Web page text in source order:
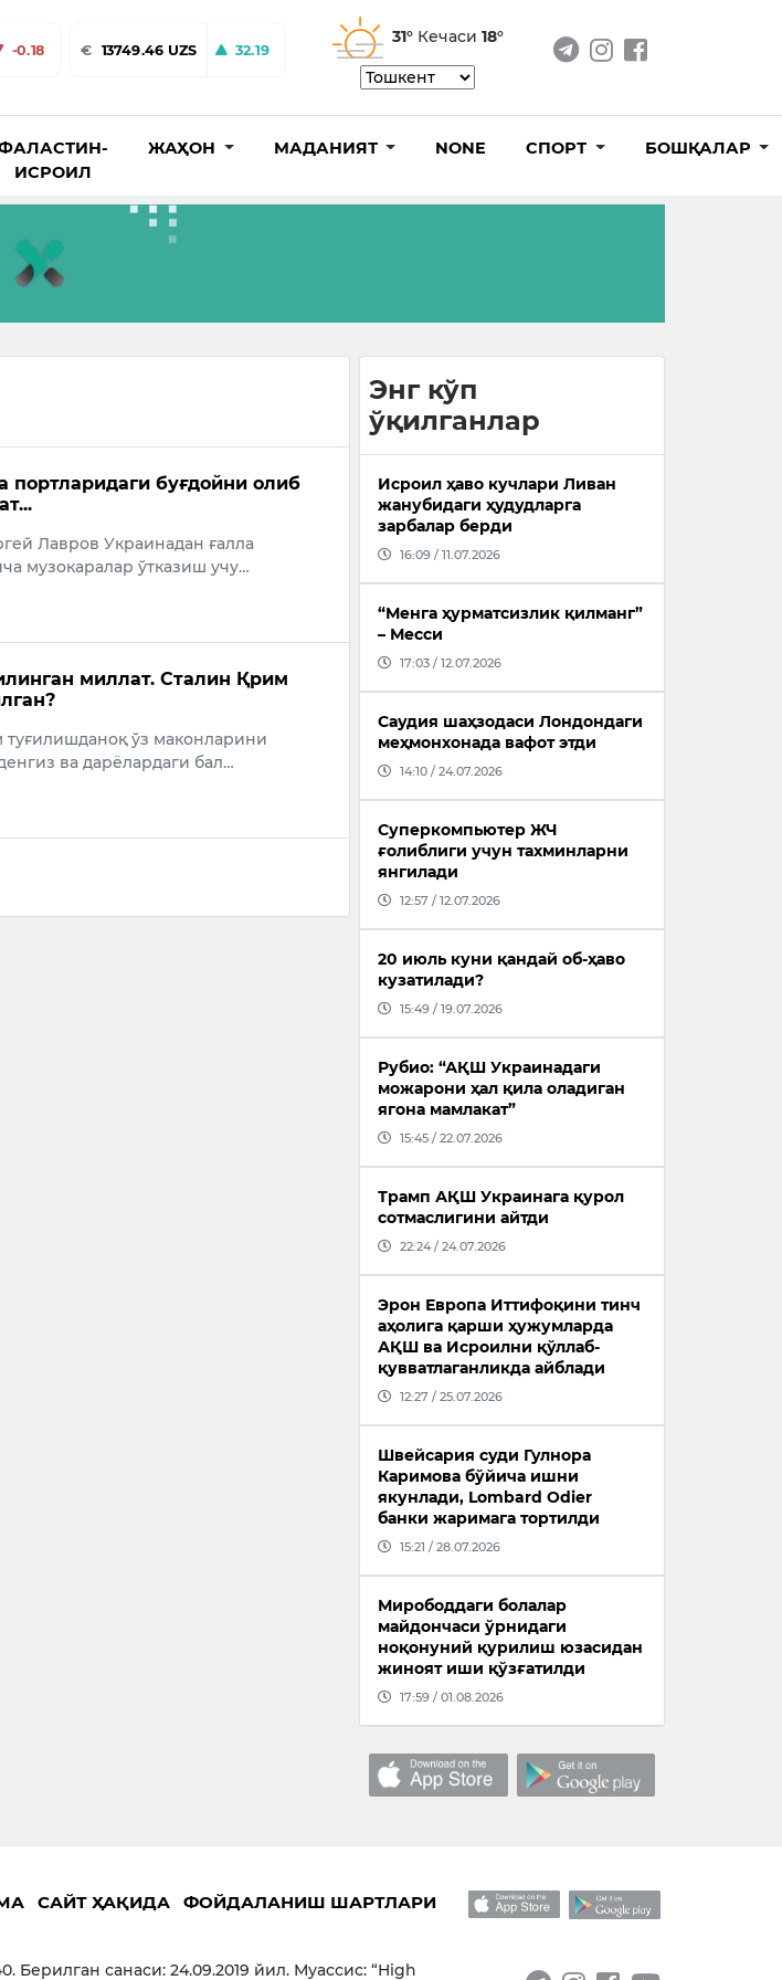
-0.18 € 13749.46 UZS 32.19
31° Кечаси 18°
ИСРОИЛ
ЖАҲОН МАДАНИЯТ NONE СПОРТ БОШҚАЛАР
буғдойни олиб
Лавров Украинадан ғалла
музокаралар ўтказиш учу…
миллат. Сталин Қрим
ўз маконларини
ва дарёлардаги бал…
Энг кўп
ўқилганлар
Исроил ҳаво кучлари Ливан
жанубидаги ҳудудларга
зарбалар берди
16:09 / 11.07.2026
“Менга ҳурматсизлик қилманг”
– Месси
17:03 / 12.07.2026
Саудия шаҳзодаси Лондондаги
меҳмонхонада вафот этди
14:10 / 24.07.2026
Суперкомпьютер ЖЧ
ғолиблиги учун тахминларни
янгилади
12:57 / 12.07.2026
20 июль куни қандай об-ҳаво
кузатилади?
15:49 / 19.07.2026
Рубио: “АҚШ Украинадаги
можарони ҳал қила оладиган
ягона мамлакат”
15:45 / 22.07.2026
Трамп АҚШ Украинага қурол
сотмаслигини айтди
22:24 / 24.07.2026
Эрон Европа Иттифоқини тинч
аҳолига қарши ҳужумларда
АҚШ ва Исроилни қўллаб-
қувватлаганликда айблади
12:27 / 25.07.2026
Швейсария суди Гулнора
Каримова бўйича ишни
якунлади, Lombard Odier
банки жаримага тортилди
15:21 / 28.07.2026
Мирободдаги болалар
майдончаси ўрнидаги
ноқонуний қурилиш юзасидан
жиноят иши қўзғатилди
17:59 / 01.08.2026
САЙТ ҲАҚИДА ФОЙДАЛАНИШ ШАРТЛАРИ
Берилган санаси: 24.09.2019 йил. Муассис: “High